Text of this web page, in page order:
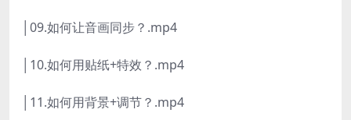
│09.如何让音画同步？.mp4
│10.如何用贴纸+特效？.mp4
│11.如何用背景+调节？.mp4